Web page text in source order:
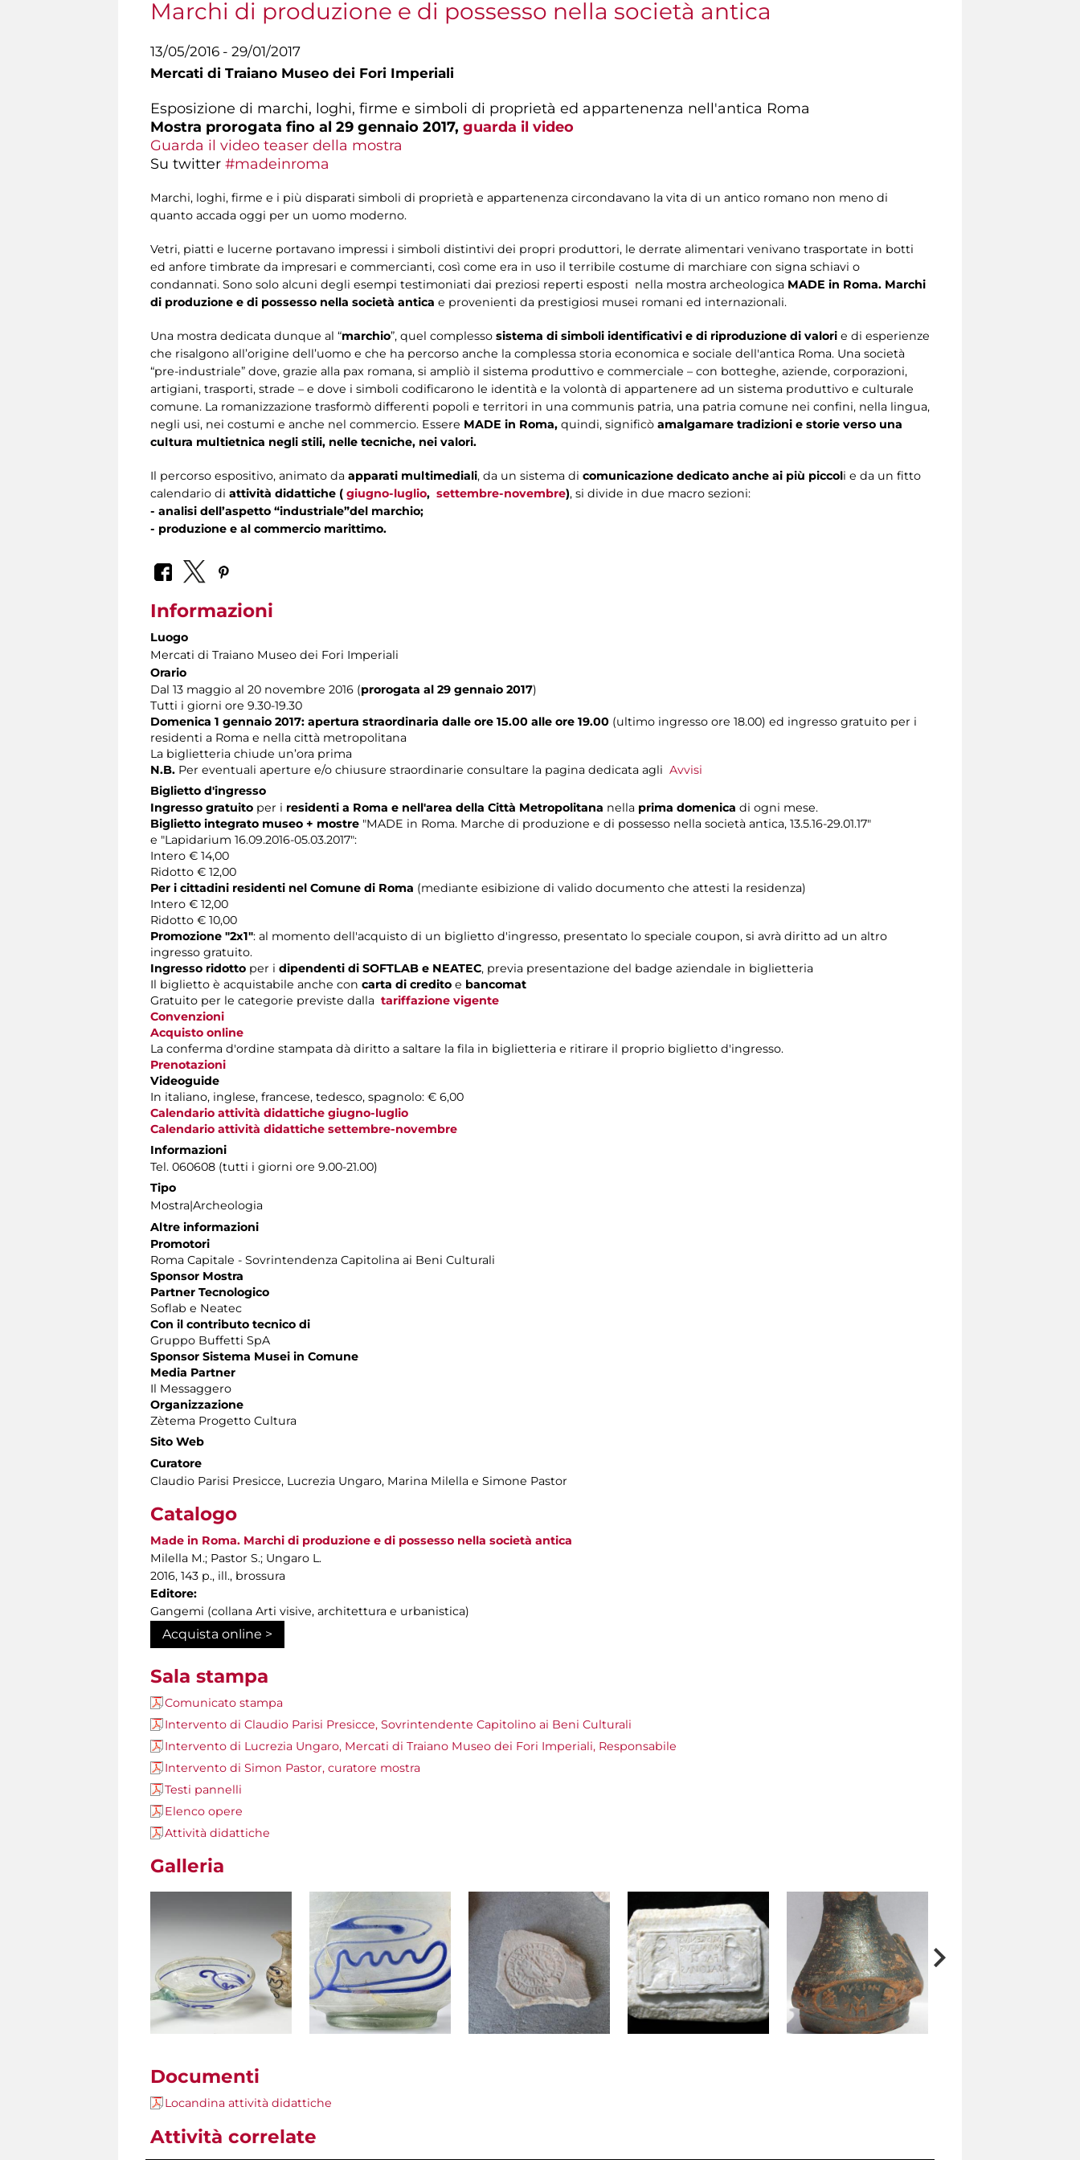
Marchi di produzione e di possesso nella società antica
13/05/2016 - 29/01/2017
Mercati di Traiano Museo dei Fori Imperiali
Esposizione di marchi, loghi, firme e simboli di proprietà ed appartenenza nell'antica Roma
Mostra prorogata fino al 29 gennaio 2017, guarda il video
Guarda il video teaser della mostra
Su twitter #madeinroma
Marchi, loghi, firme e i più disparati simboli di proprietà e appartenenza circondavano la vita di un antico romano non meno di
quanto accada oggi per un uomo moderno.
Vetri, piatti e lucerne portavano impressi i simboli distintivi dei propri produttori, le derrate alimentari venivano trasportate in botti
ed anfore timbrate da impresari e commercianti, così come era in uso il terribile costume di marchiare con signa schiavi o
condannati. Sono solo alcuni degli esempi testimoniati dai preziosi reperti esposti nella mostra archeologica MADE in Roma. Marchi
di produzione e di possesso nella società antica e provenienti da prestigiosi musei romani ed internazionali.
Una mostra dedicata dunque al “marchio”, quel complesso sistema di simboli identificativi e di riproduzione di valori e di esperienze
che risalgono all’origine dell’uomo e che ha percorso anche la complessa storia economica e sociale dell'antica Roma. Una società
“pre-industriale” dove, grazie alla pax romana, si ampliò il sistema produttivo e commerciale – con botteghe, aziende, corporazioni,
artigiani, trasporti, strade – e dove i simboli codificarono le identità e la volontà di appartenere ad un sistema produttivo e culturale
comune. La romanizzazione trasformò differenti popoli e territori in una communis patria, una patria comune nei confini, nella lingua,
negli usi, nei costumi e anche nel commercio. Essere MADE in Roma, quindi, significò amalgamare tradizioni e storie verso una
cultura multietnica negli stili, nelle tecniche, nei valori.
Il percorso espositivo, animato da apparati multimediali, da un sistema di comunicazione dedicato anche ai più piccoli e da un fitto
calendario di attività didattiche ( giugno-luglio, settembre-novembre), si divide in due macro sezioni:
- analisi dell’aspetto “industriale”del marchio;
- produzione e al commercio marittimo.
Informazioni
Luogo
Mercati di Traiano Museo dei Fori Imperiali
Orario
Dal 13 maggio al 20 novembre 2016 (prorogata al 29 gennaio 2017)
Tutti i giorni ore 9.30-19.30
Domenica 1 gennaio 2017: apertura straordinaria dalle ore 15.00 alle ore 19.00 (ultimo ingresso ore 18.00) ed ingresso gratuito per i
residenti a Roma e nella città metropolitana
La biglietteria chiude un’ora prima
N.B. Per eventuali aperture e/o chiusure straordinarie consultare la pagina dedicata agli Avvisi
Biglietto d'ingresso
Ingresso gratuito per i residenti a Roma e nell'area della Città Metropolitana nella prima domenica di ogni mese.
Biglietto integrato museo + mostre "MADE in Roma. Marche di produzione e di possesso nella società antica, 13.5.16-29.01.17"
e "Lapidarium 16.09.2016-05.03.2017":
Intero € 14,00
Ridotto € 12,00
Per i cittadini residenti nel Comune di Roma (mediante esibizione di valido documento che attesti la residenza)
Intero € 12,00
Ridotto € 10,00
Promozione "2x1": al momento dell'acquisto di un biglietto d'ingresso, presentato lo speciale coupon, si avrà diritto ad un altro
ingresso gratuito.
Ingresso ridotto per i dipendenti di SOFTLAB e NEATEC, previa presentazione del badge aziendale in biglietteria
Il biglietto è acquistabile anche con carta di credito e bancomat
Gratuito per le categorie previste dalla tariffazione vigente
Convenzioni
Acquisto online
La conferma d'ordine stampata dà diritto a saltare la fila in biglietteria e ritirare il proprio biglietto d'ingresso.
Prenotazioni
Videoguide
In italiano, inglese, francese, tedesco, spagnolo: € 6,00
Calendario attività didattiche giugno-luglio
Calendario attività didattiche settembre-novembre
Informazioni
Tel. 060608 (tutti i giorni ore 9.00-21.00)
Tipo
Mostra|Archeologia
Altre informazioni
Promotori
Roma Capitale - Sovrintendenza Capitolina ai Beni Culturali
Sponsor Mostra
Partner Tecnologico
Soflab e Neatec
Con il contributo tecnico di
Gruppo Buffetti SpA
Sponsor Sistema Musei in Comune
Media Partner
Il Messaggero
Organizzazione
Zètema Progetto Cultura
Sito Web
Curatore
Claudio Parisi Presicce, Lucrezia Ungaro, Marina Milella e Simone Pastor
Catalogo
Made in Roma. Marchi di produzione e di possesso nella società antica
Milella M.; Pastor S.; Ungaro L.
2016, 143 p., ill., brossura
Editore:
Gangemi (collana Arti visive, architettura e urbanistica)
Acquista online >
Sala stampa
Comunicato stampa
Intervento di Claudio Parisi Presicce, Sovrintendente Capitolino ai Beni Culturali
Intervento di Lucrezia Ungaro, Mercati di Traiano Museo dei Fori Imperiali, Responsabile
Intervento di Simon Pastor, curatore mostra
Testi pannelli
Elenco opere
Attività didattiche
Galleria
Documenti
Locandina attività didattiche
Attività correlate